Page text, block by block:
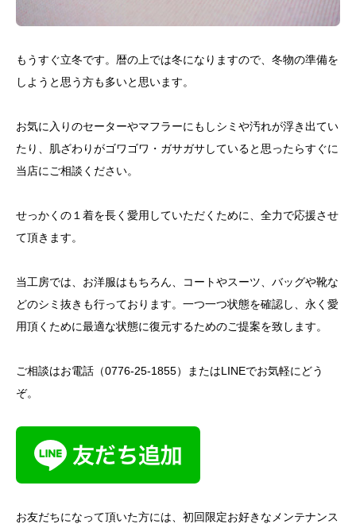
もうすぐ立冬です。暦の上では冬になりますので、冬物の準備を
しようと思う方も多いと思います。
お気に入りのセーターやマフラーにもしシミや汚れが浮き出てい
たり、肌ざわりがゴワゴワ・ガサガサしていると思ったらすぐに
当店にご相談ください。
せっかくの１着を長く愛用していただくために、全力で応援させ
て頂きます。
当工房では、お洋服はもちろん、コートやスーツ、バッグや靴な
どのシミ抜きも行っております。一つ一つ状態を確認し、永く愛
用頂くために最適な状態に復元するためのご提案を致します。
ご相談はお電話（0776-25-1855）またはLINEでお気軽にどう
ぞ。
お友だちになって頂いた方には、初回限定お好きなメンテナンス